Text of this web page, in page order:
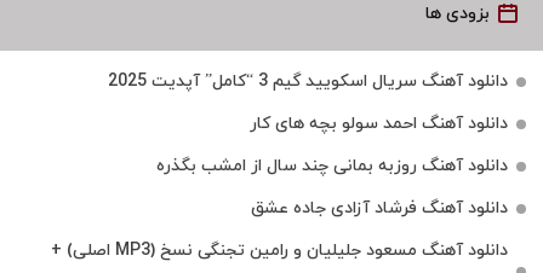
بزودی ها
دانلود آهنگ سریال اسکویید گیم 3 “کامل” آپدیت 2025
دانلود آهنگ احمد سولو بچه های کار
دانلود آهنگ روزبه بمانی چند سال از امشب بگذره
دانلود آهنگ فرشاد آزادی جاده عشق
دانلود آهنگ مسعود جلیلیان و رامین تجنگی نسخ (MP3 اصلی) +